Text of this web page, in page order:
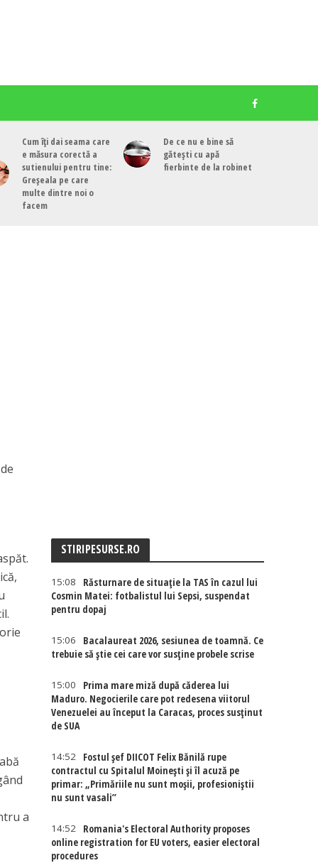
Cum îți dai seama care
e măsura corectă a
sutienului pentru tine:
Greșeala pe care
multe dintre noi o
facem
De ce nu e bine să
gătești cu apă
fierbinte de la robinet
a
STIRIPESURSE.RO
15:08
Răsturnare de situație la TAS în cazul lui
Cosmin Matei: fotbalistul lui Sepsi, suspendat
pentru dopaj
15:06
Bacalaureat 2026, sesiunea de toamnă. Ce
trebuie să știe cei care vor susține probele scrise
15:00
Prima mare miză după căderea lui
Maduro. Negocierile care pot redesena viitorul
Venezuelei au început la Caracas, proces susținut
de SUA
14:52
Fostul șef DIICOT Felix Bănilă rupe
contractul cu Spitalul Moinești și îl acuză pe
primar: „Primăriile nu sunt moșii, profesioniștii
nu sunt vasali”
14:52
Romania's Electoral Authority proposes
online registration for EU voters, easier electoral
procedures